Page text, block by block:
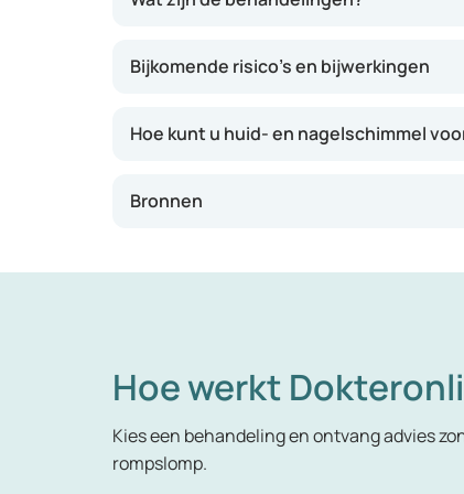
Bijkomende risico’s en bijwerkingen
Hoe kunt u huid- en nagelschimmel
Bronnen
Hoe werkt
Kies een behandeling en ontvang advies
rompslomp.